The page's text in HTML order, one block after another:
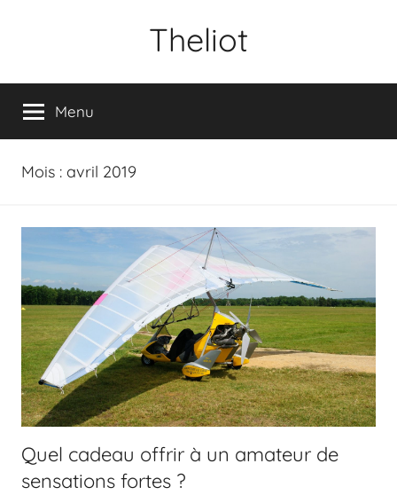
Theliot
Menu
Mois : avril 2019
Quel cadeau offrir à un amateur de
sensations fortes ?